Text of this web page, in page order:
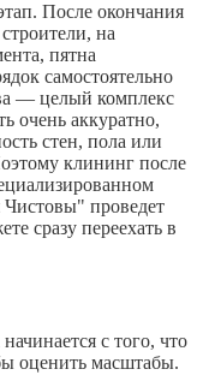
После окончания
на
пятна
самостоятельно
— целый комплекс
очень аккуратно,
стен, пола или
клининг после
Чистовы" проведет
сразу переехать в
с того, что
оценить масштабы.